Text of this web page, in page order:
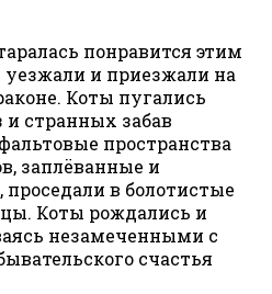
понравится этим
и приезжали на
Коты пугались
странных забав
пространства
заплёванные и
в болотистые
Коты рождались и
незамеченными с
счастья